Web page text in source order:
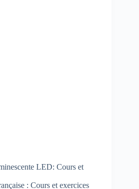
LED: Cours et
: Cours et exercices